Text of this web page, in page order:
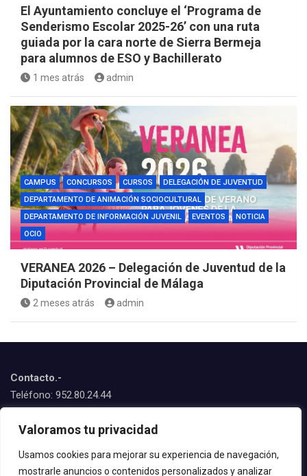
Valoramos tu privacidad
Usamos cookies para mejorar su experiencia de navegación,
mostrarle anuncios o contenidos personalizados y analizar
El Ayuntamiento concluye el ‘Programa de
Senderismo Escolar 2025-26’ con una ruta
guiada por la cara norte de Sierra Bermeja
para alumnos de ESO y Bachillerato
1 mes atrás admin
CAMPUS CONCURSOS CURSOS
DELEGACIÓN DE JUVENTUD
DEPARTAMENTO DE ANIMACIÓN SOCIOCULTURAL
DEPARTAMENTO DE INFORMACIÓN JUVENIL
EVENTOS
NOTICIA
OCIO
VERANEA 2026 – Delegación de Juventud de la
Diputación Provincial de Málaga
2 meses atrás admin
Contacto.-
Teléfono: 952.80.24.44
juventud@estepona.es